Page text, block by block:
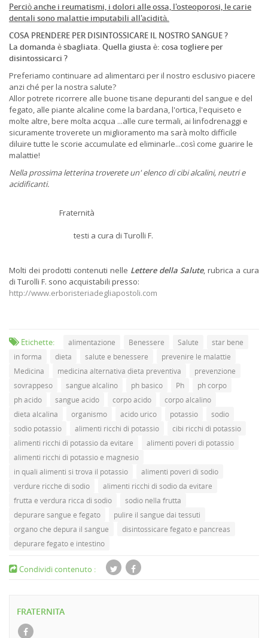
Perciò anche i reumatismi, i dolori alle ossa, l'osteoporosi, le carie
dentali sono malattie imputabili all'acidità.
COSA PRENDERE PER DISINTOSSICARE IL NOSTRO SANGUE ?
La domanda è sbagliata. Quella giusta è: cosa togliere per
disintossicarci ?
Preferiamo continuare ad alimentarci per il nostro esclusivo piacere
anzi ché per la nostra salute?
Allor potrete ricorrere alle buone tisane depuranti del sangue e del
fegato, alle piante alcaline come la bardana, l'ortica, l'equiseto e
molte altre, bere molta acqua ...alle cure termali, ai linfodrenaggi e
sicuramente troverete un miglioramento ma sarà molto difficile
diluire tutte le scorie accumulate ed eliminarle...così come guarire le
malattie!
Nella prossima letterina troverete un' elenco di cibi alcalini, neutri e
acidificanti.
Fraternità
testi a cura di Turolli F.
Molti dei prodotti contenuti nelle Lettere della Salute, rubrica a cura
di Turolli F. sono acquistabili presso:
http://www.erboristeriadegliapostoli.com
Etichette: alimentazione Benessere Salute
star bene
in forma
dieta salute e benessere
prevenire le malattie
Medicina
medicina alternativa dieta preventiva
prevenzione
sovrappeso
sangue alcalino ph basico Ph
ph corpo
ph acido
sangue acido corpo acido
corpo alcalino
dieta alcalina
organismo acido urico potassio
sodio
sodio potassio
alimenti ricchi di potassio
cibi ricchi di potassio
alimenti ricchi di potassio da evitare
alimenti poveri di potassio
alimenti ricchi di potassio e magnesio
in quali alimenti si trova il potassio
alimenti poveri di sodio
verdure ricche di sodio
alimenti ricchi di sodio da evitare
frutta e verdura ricca di sodio
sodio nella frutta
depurare sangue e fegato
pulire il sangue dai tessuti
organo che depura il sangue
disintossicare fegato e pancreas
depurare fegato e intestino
Condividi contenuto :
FRATERNITA